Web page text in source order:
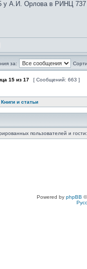
у А.И. Орлова в РИНЦ 737
за:
15 из 17 [ Сообщений: 663 ]
Книги и статьи
пользователей и
Powered by phpBB